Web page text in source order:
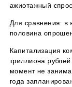
ажиотажный
Для сравнения: в
половина
Капитализация
триллиона
момент не
года